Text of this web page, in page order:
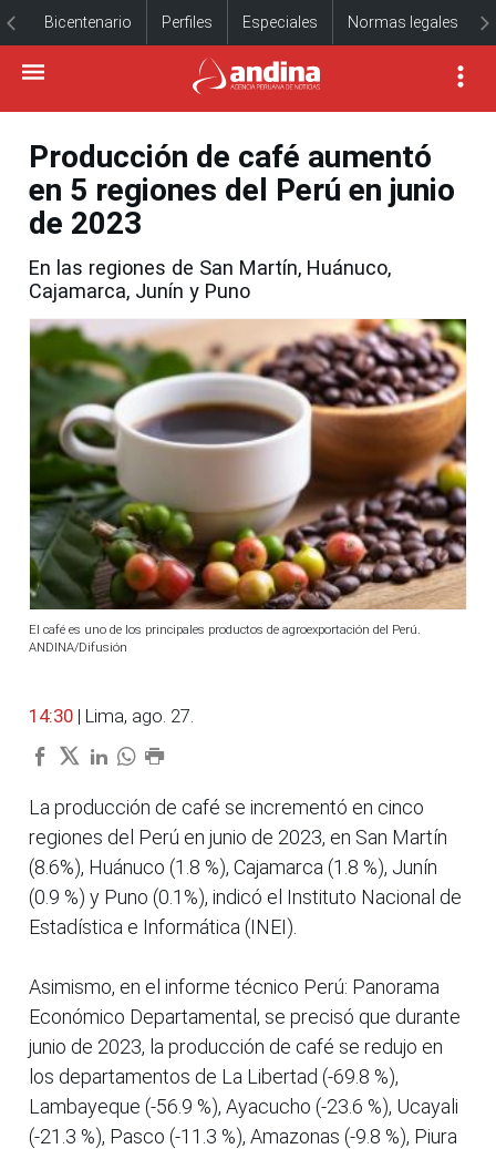
Bicentenario Perfiles Especiales Normas legales
Producción de café aumentó
en 5 regiones del Perú en junio
de 2023
En las regiones de San Martín, Huánuco,
Cajamarca, Junín y Puno
El café es uno de los principales productos de agroexportación del Perú.
ANDINA/Difusión
14:30 | Lima, ago. 27.
La producción de café se incrementó en cinco
regiones del Perú en junio de 2023, en San Martín
(8.6%), Huánuco (1.8 %), Cajamarca (1.8 %), Junín
(0.9 %) y Puno (0.1%), indicó el Instituto Nacional de
Estadística e Informática (INEI).
Asimismo, en el informe técnico Perú: Panorama
Económico Departamental, se precisó que durante
junio de 2023, la producción de café se redujo en
los departamentos de La Libertad (-69.8 %),
Lambayeque (-56.9 %), Ayacucho (-23.6 %), Ucayali
(-21.3 %), Pasco (-11.3 %), Amazonas (-9.8 %), Piura